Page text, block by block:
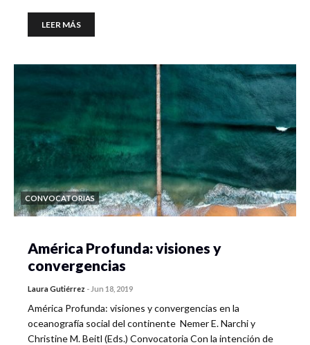
LEER MÁS
CONVOCATORIAS
América Profunda: visiones y
convergencias
Laura Gutiérrez - Jun 18, 2019
América Profunda: visiones y convergencias en la
oceanografía social del continente Nemer E. Narchi y
Christine M. Beitl (Eds.) Convocatoria Con la intención de